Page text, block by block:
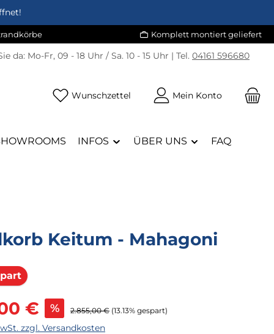
Komplett montiert geliefert
da: Mo-Fr, 09 - 18 Uhr / Sa. 10 - 15 Uhr | Tel. 04161 596680
Wunschzettel Du hast 0 Produkte auf dem
Mein Konto
INFOS ÜBER UNS FAQ
Keitum - Mahagoni
Rabatt
€ % Regulärer Preis:
2.855,00 € (13.13% gespart)
zzgl. Versandkosten